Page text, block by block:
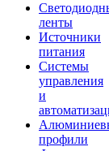
ленты
Источники
питания
Системы
управления
и
профили